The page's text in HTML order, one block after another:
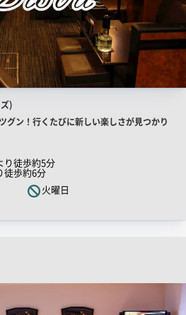
)
グン！行くたびに新しい楽しさが見つかり
り徒歩約5分
徒歩約6分
火曜日